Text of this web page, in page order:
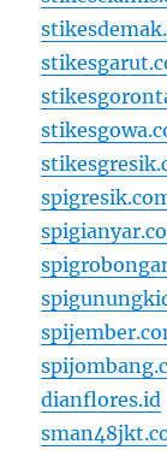
dianflores.id